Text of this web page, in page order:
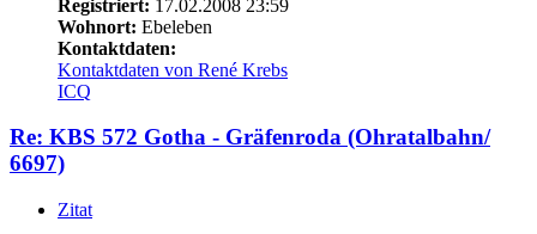
Registriert: 17.02.2008 23:59
Wohnort: Ebeleben
Kontaktdaten:
Kontaktdaten von René Krebs
ICQ
Re: KBS 572 Gotha - Gräfenroda (Ohratalbahn/
6697)
Zitat